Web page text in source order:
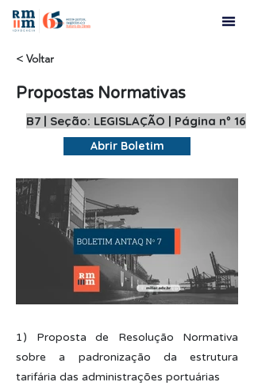
< Voltar
Propostas Normativas
B7 | Seção: LEGISLAÇÃO | Página nº 16
Abrir Boletim
1) Proposta de Resolução Normativa
sobre a padronização da estrutura
tarifária das administrações portuárias